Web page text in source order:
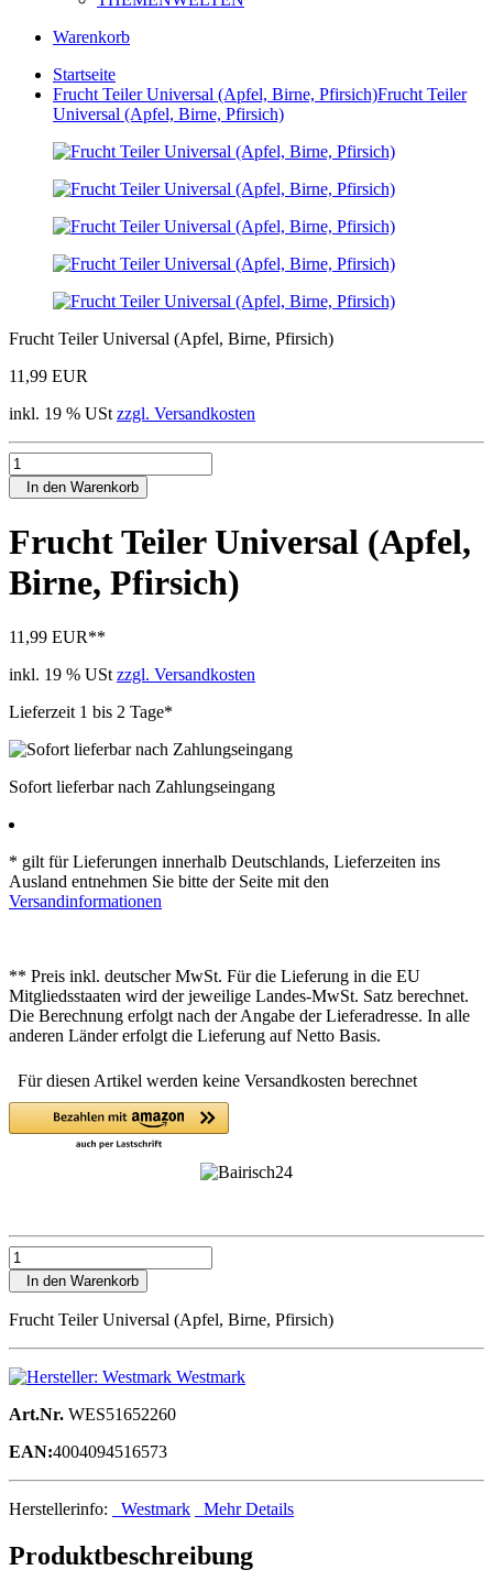
Warenkorb
Startseite
Frucht Teiler Universal (Apfel, Birne, Pfirsich)Frucht Teiler
Universal (Apfel, Birne, Pfirsich)
Frucht Teiler Universal (Apfel, Birne, Pfirsich)
11,99 EUR
inkl. 19 % USt zzgl. Versandkosten
In den Warenkorb
Frucht Teiler Universal (Apfel,
Birne, Pfirsich)
11,99 EUR**
inkl. 19 % USt zzgl. Versandkosten
Lieferzeit 1 bis 2 Tage*
Sofort lieferbar nach Zahlungseingang
* gilt für Lieferungen innerhalb Deutschlands, Lieferzeiten ins
Ausland entnehmen Sie bitte der Seite mit den
Versandinformationen
** Preis inkl. deutscher MwSt. Für die Lieferung in die EU
Mitgliedsstaaten wird der jeweilige Landes-MwSt. Satz berechnet.
Die Berechnung erfolgt nach der Angabe der Lieferadresse. In alle
anderen Länder erfolgt die Lieferung auf Netto Basis.
Für diesen Artikel werden keine Versandkosten berechnet
In den Warenkorb
Frucht Teiler Universal (Apfel, Birne, Pfirsich)
Westmark
Art.Nr. WES51652260
EAN:4004094516573
Herstellerinfo: Westmark Mehr Details
Produktbeschreibung